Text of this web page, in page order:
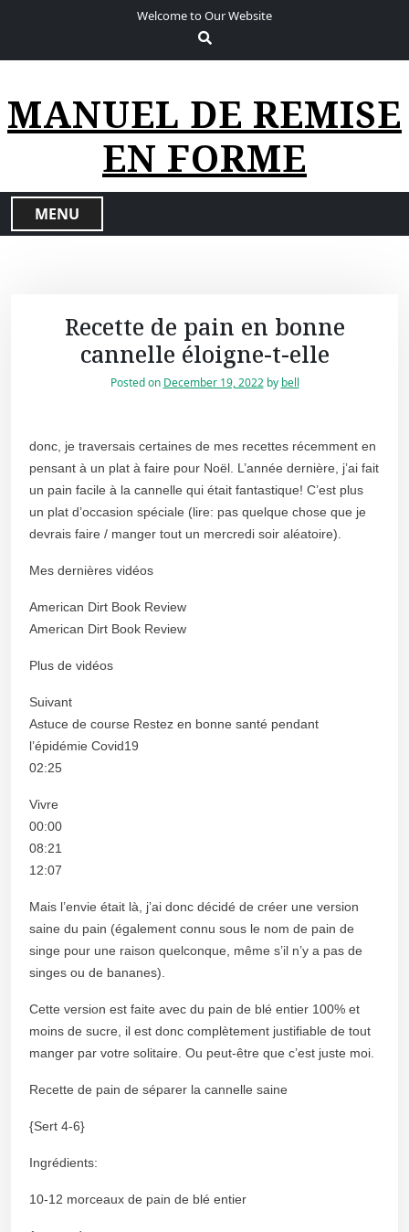
Welcome to Our Website
MANUEL DE REMISE
EN FORME
MENU
Recette de pain en bonne
cannelle éloigne-t-elle
Posted on December 19, 2022by bell
donc, je traversais certaines de mes recettes récemment en
pensant à un plat à faire pour Noël. L’année dernière, j’ai fait
un pain facile à la cannelle qui était fantastique! C’est plus
un plat d’occasion spéciale (lire: pas quelque chose que je
devrais faire / manger tout un mercredi soir aléatoire).
Mes dernières vidéos
American Dirt Book Review
American Dirt Book Review
Plus de vidéos
Suivant
Astuce de course Restez en bonne santé pendant
l’épidémie Covid19
02:25
Vivre
00:00
08:21
12:07
Mais l’envie était là, j’ai donc décidé de créer une version
saine du pain (également connu sous le nom de pain de
singe pour une raison quelconque, même s’il n’y a pas de
singes ou de bananes).
Cette version est faite avec du pain de blé entier 100% et
moins de sucre, il est donc complètement justifiable de tout
manger par votre solitaire. Ou peut-être que c’est juste moi.
Recette de pain de séparer la cannelle saine
{Sert 4-6}
Ingrédients:
10-12 morceaux de pain de blé entier